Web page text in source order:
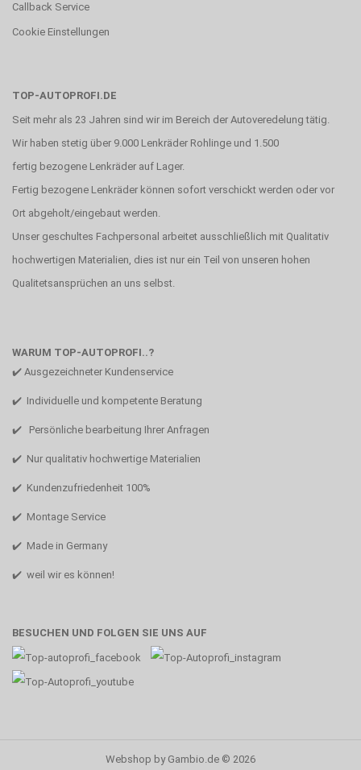
Callback Service
Cookie Einstellungen
TOP-AUTOPROFI.DE
Seit mehr als 23 Jahren sind wir im Bereich der Autoveredelung tätig.
Wir haben stetig über 9.000 Lenkräder Rohlinge und 1.500
fertig bezogene Lenkräder auf Lager.
Fertig bezogene Lenkräder können sofort verschickt werden oder vor
Ort abgeholt/eingebaut werden.
Unser geschultes Fachpersonal arbeitet ausschließlich mit Qualitativ
hochwertigen Materialien, dies ist nur ein Teil von unseren hohen
Qualitetsansprüchen an uns selbst.
WARUM TOP-AUTOPROFI..?
✔️ Ausgezeichneter Kundenservice
✔️ Individuelle und kompetente Beratung
✔️ Persönliche bearbeitung Ihrer Anfragen
✔️ Nur qualitativ hochwertige Materialien
✔️ Kundenzufriedenheit 100%
✔️ Montage Service
✔️ Made in Germany
✔️ weil wir es können!
BESUCHEN UND FOLGEN SIE UNS AUF
Webshop by Gambio.de © 2026